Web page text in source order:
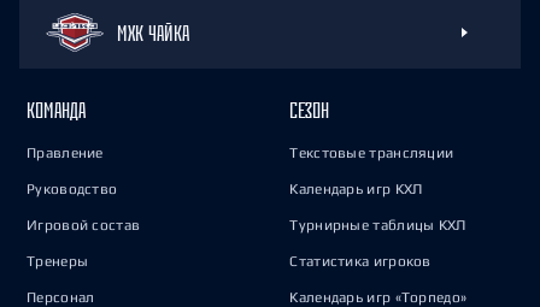
МХК ЧАЙКА
КОМАНДА
Правление
Руководство
Игровой состав
Тренеры
Персонал
СЕЗОН
Текстовые трансляции
Календарь игр КХЛ
Турнирные таблицы КХЛ
Статистика игроков
Календарь игр «Торпедо»